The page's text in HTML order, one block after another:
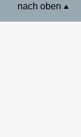
nach oben